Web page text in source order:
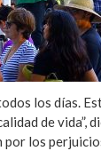
los días.
de vida”,
los